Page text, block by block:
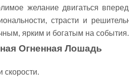
желание двигаться
страсти и
ярким и богатым на события.
Огненная Лошадь
скорости.